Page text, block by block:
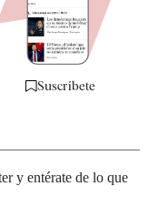
Suscríbete
y entérate de lo que